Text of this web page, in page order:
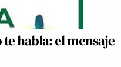
habla: el mensaje